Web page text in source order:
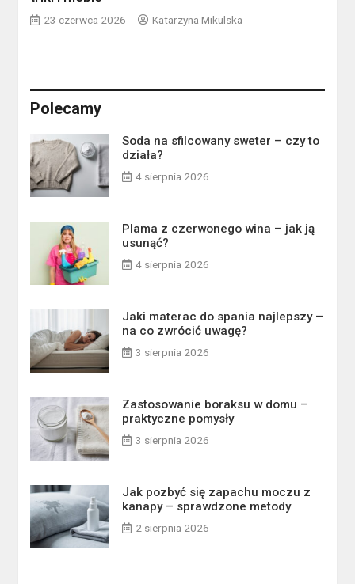
23 czerwca 2026 Katarzyna Mikulska
Polecamy
Soda na sfilcowany sweter – czy to
działa?
4 sierpnia 2026
Plama z czerwonego wina – jak ją
usunąć?
4 sierpnia 2026
Jaki materac do spania najlepszy –
na co zwrócić uwagę?
3 sierpnia 2026
Zastosowanie boraksu w domu –
praktyczne pomysły
3 sierpnia 2026
Jak pozbyć się zapachu moczu z
kanapy – sprawdzone metody
2 sierpnia 2026